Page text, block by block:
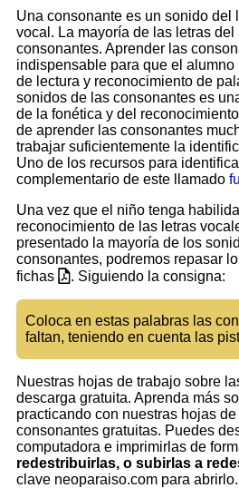
Una consonante es un sonido del
vocal. La mayoría de las letras del
consonantes. Aprender las
indispensable para que el
de lectura y reconocimiento de
sonidos de las consonantes es
de la fonética y del
de aprender las consonantes
trabajar suficientemente la
Uno de los recursos para
complementario de este llamado
Una vez que el niño tenga
reconocimiento de las letras
presentado la mayoría de los
consonantes, podremos repasar
fichas
. Siguiendo la consigna:
Coloca en estas palabras las
faltan, teniendo en cuenta las
Nuestras hojas de trabajo sobre
descarga gratuita. Aprenda más
practicando con nuestras hojas
consonantes gratuitas. Puedes
computadora e imprimirlas de
redestribuirlas, o subirlas a
clave neoparaiso.com para abrirlo.